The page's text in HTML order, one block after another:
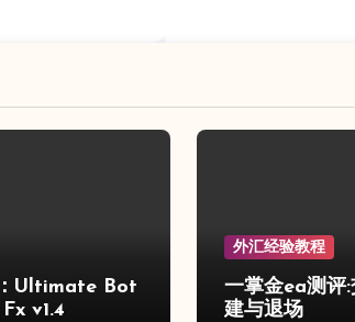
Ultimate Bot
v1.4
外汇经验教程
一掌金ea测评
建与退场